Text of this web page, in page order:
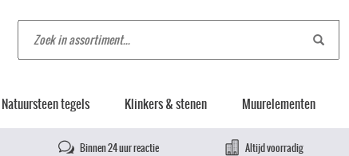
Natuursteen tegels Klinkers & stenen Muurelementen
Binnen 24 uur reactie Altijd voorradig